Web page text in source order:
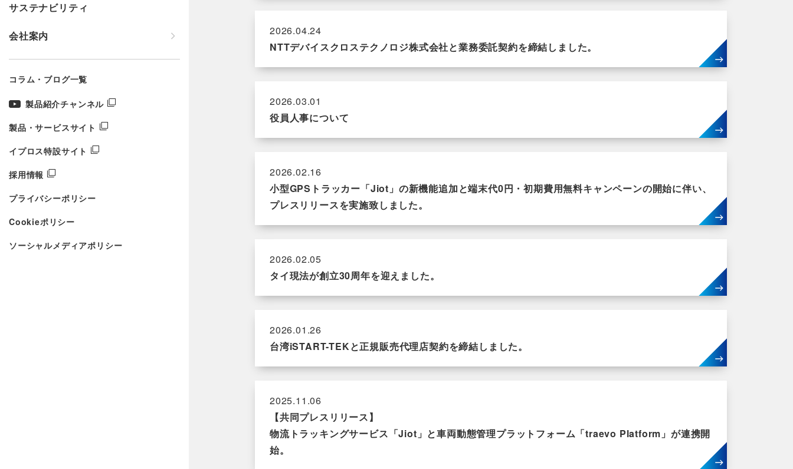
サステナビリティ
会社案内
コラム・ブログ一覧
製品紹介チャンネル
製品・サービスサイト
イプロス特設サイト
採用情報
プライバシーポリシー
Cookieポリシー
ソーシャルメディアポリシー
2026.04.24
NTTデバイスクロステクノロジ株式会社と業務委託契約を締結しました。
2026.03.01
役員人事について
2026.02.16
小型GPSトラッカー「Jiot」の新機能追加と端末代0円・初期費用無料キャンペーンの開始に伴い、
プレスリリースを実施致しました。
2026.02.05
タイ現法が創立30周年を迎えました。
2026.01.26
台湾iSTART-TEKと正規販売代理店契約を締結しました。
2025.11.06
【共同プレスリリース】
物流トラッキングサービス「Jiot」と車両動態管理プラットフォーム「traevo Platform」が連携開
始。